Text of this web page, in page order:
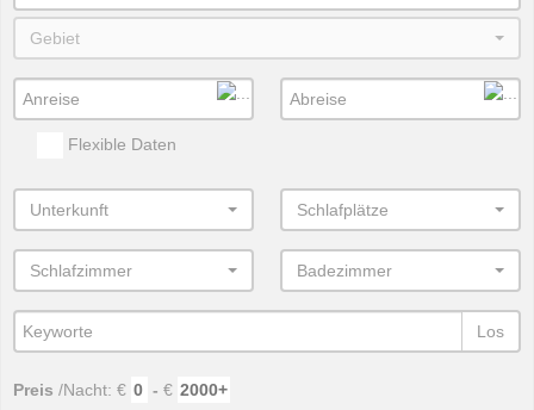
Gebiet
Flexible Daten
Unterkunft Schlafplätze
Schlafzimmer Badezimmer
Los
Preis /Nacht: € - €